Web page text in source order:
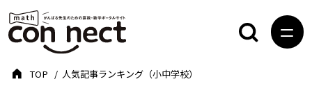
TOP 人気記事ランキング（小中学校）